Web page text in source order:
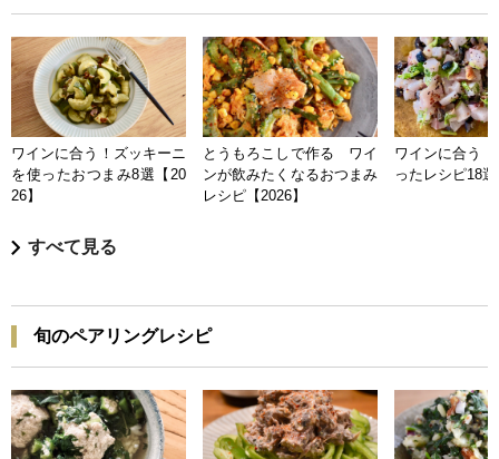
ワインに合う！ズッキーニ
を使ったおつまみ8選【20
26】
とうもろこしで作る ワイ
ンが飲みたくなるおつまみ
レシピ【2026】
ワインに合う
ったレシピ18
すべて見る
旬のペアリングレシピ